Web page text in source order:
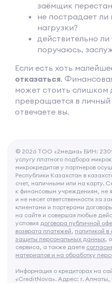
заёмщик
не пострадает
нагрузки?
действительно ли
поручаюсь,
Если есть хоть
отказаться.
может стоить слишком
превращается в
отвечаете вы.
© 2026 ТОО «2медиа» БИН:
услугу платного подбора
микрокредитов у партнеров
Республики Казахстан в
счет, наличными или на карту.
к финансовым учреждениям, не
и не несет ответственности за
клиентами и партерами
на сайте и совершая любые
условия договора публичной
возврата платежей, политикой
защиты персональных данных,
сервиса, а также даете
материалов и на обработку
Информация о кредиторах на
«CreditNova». Адрес: г. Алматы,